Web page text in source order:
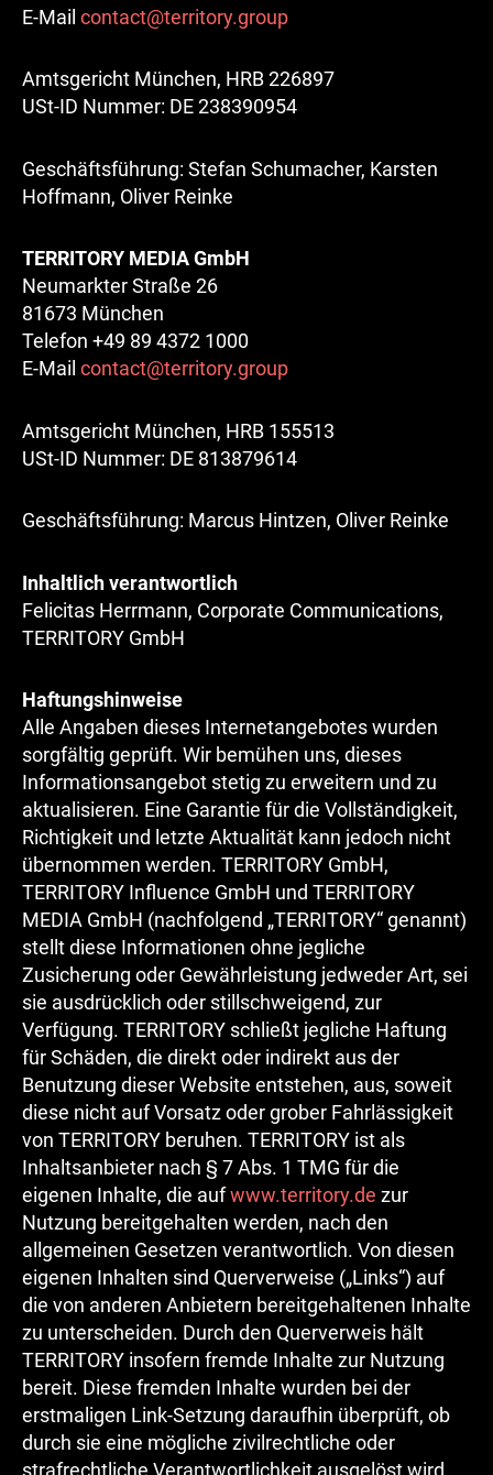
E-Mail contact@territory.group
Amtsgericht München, HRB 226897
USt-ID Nummer: DE 238390954
Geschäftsführung: Stefan Schumacher, Karsten
Hoffmann, Oliver Reinke
TERRITORY MEDIA GmbH
Neumarkter Straße 26
81673 München
Telefon +49 89 4372 1000
E-Mail contact@territory.group
Amtsgericht München, HRB 155513
USt-ID Nummer: DE 813879614
Geschäftsführung: Marcus Hintzen, Oliver Reinke
Inhaltlich verantwortlich
Felicitas Herrmann, Corporate Communications,
TERRITORY GmbH
Haftungshinweise
Alle Angaben dieses Internetangebotes wurden
sorgfältig geprüft. Wir bemühen uns, dieses
Informationsangebot stetig zu erweitern und zu
aktualisieren. Eine Garantie für die Vollständigkeit,
Richtigkeit und letzte Aktualität kann jedoch nicht
übernommen werden. TERRITORY GmbH,
TERRITORY Influence GmbH und TERRITORY
MEDIA GmbH (nachfolgend „TERRITORY“ genannt)
stellt diese Informationen ohne jegliche
Zusicherung oder Gewährleistung jedweder Art, sei
sie ausdrücklich oder stillschweigend, zur
Verfügung. TERRITORY schließt jegliche Haftung
für Schäden, die direkt oder indirekt aus der
Benutzung dieser Website entstehen, aus, soweit
diese nicht auf Vorsatz oder grober Fahrlässigkeit
von TERRITORY beruhen. TERRITORY ist als
Inhaltsanbieter nach § 7 Abs. 1 TMG für die
eigenen Inhalte, die aufwww.territory.de zur
Nutzung bereitgehalten werden, nach den
allgemeinen Gesetzen verantwortlich. Von diesen
eigenen Inhalten sind Querverweise („Links“) auf
die von anderen Anbietern bereitgehaltenen Inhalte
zu unterscheiden. Durch den Querverweis hält
TERRITORY insofern fremde Inhalte zur Nutzung
bereit. Diese fremden Inhalte wurden bei der
erstmaligen Link-Setzung daraufhin überprüft, ob
durch sie eine mögliche zivilrechtliche oder